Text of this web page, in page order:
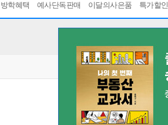
학혜택 예사단독판매 이달의사은품 특가할인